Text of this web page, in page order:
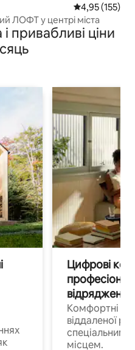
Середня
4,95 (155)
ЛОФТ у центрі міста
привабливі ціни
Цифрові
Комфортні
віддаленої
спеціальним
місцем.